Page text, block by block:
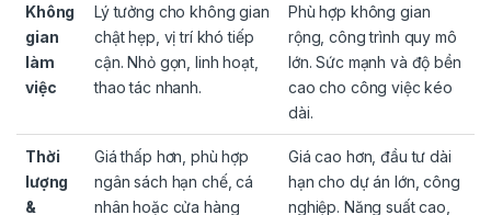
Không
gian
làm
việc
Lý tưởng cho không gian
chật hẹp, vị trí khó tiếp
cận. Nhỏ gọn, linh hoạt,
thao tác nhanh.
Phù hợp không gian
rộng, công trình quy mô
lớn. Sức mạnh và độ bền
cao cho công việc kéo
dài.
Thời
lượng
&
Giá thấp hơn, phù hợp
ngân sách hạn chế, cá
nhân hoặc cửa hàng
Giá cao hơn, đầu tư dài
hạn cho dự án lớn, công
nghiệp. Năng suất cao,